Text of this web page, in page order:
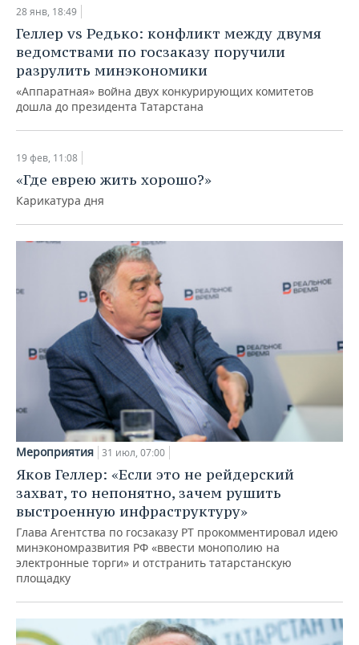
28 янв, 18:49
Геллер vs Редько: конфликт между двумя
ведомствами по госзаказу поручили
разрулить минэкономики
«Аппаратная» война двух конкурирующих комитетов
дошла до президента Татарстана
19 фев, 11:08
«Где еврею жить хорошо?»
Карикатура дня
Мероприятия 31 июл, 07:00
Яков Геллер: «Если это не рейдерский
захват, то непонятно, зачем рушить
выстроенную инфраструктуру»
Глава Агентства по госзаказу РТ прокомментировал идею
минэкономразвития РФ «ввести монополию на
электронные торги» и отстранить татарстанскую
площадку